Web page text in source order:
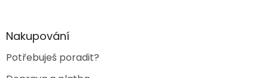
Nakupování
Potřebuješ poradit?